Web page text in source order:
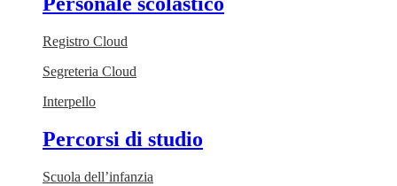
Registro Cloud
Segreteria Cloud
Interpello
Percorsi di studio
Scuola dell’infanzia